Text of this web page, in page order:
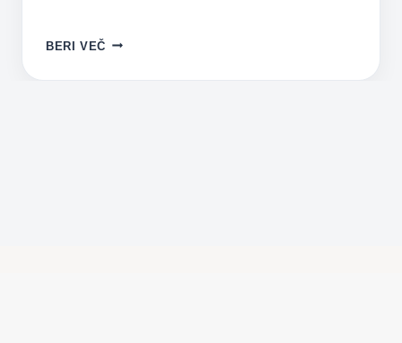
BERI VEČ OTROŠKE
–